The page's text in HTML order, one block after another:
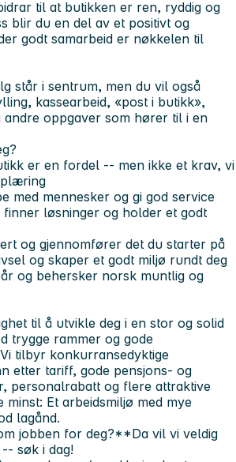
til at butikken er ren, ryddig og
blir du en del av et positivt og
godt samarbeid er nøkkelen til
står i sentrum, men du vil også
kassearbeid, «post i butikk»,
oppgaver som hører til i en
er en fordel -- men ikke et krav, vi
med mennesker og gi god service
finner løsninger og holder et godt
og gjennomfører det du starter på
og skaper et godt miljø rundt deg
og behersker norsk muntlig og
til å utvikle deg i en stor og solid
trygge rammer og gode
tilbyr konkurransedyktige
etter tariff, gode pensjons- og
personalrabatt og flere attraktive
minst: Et arbeidsmiljø med mye
lagånd.
jobben for deg?**Da vil vi veldig
søk i dag!